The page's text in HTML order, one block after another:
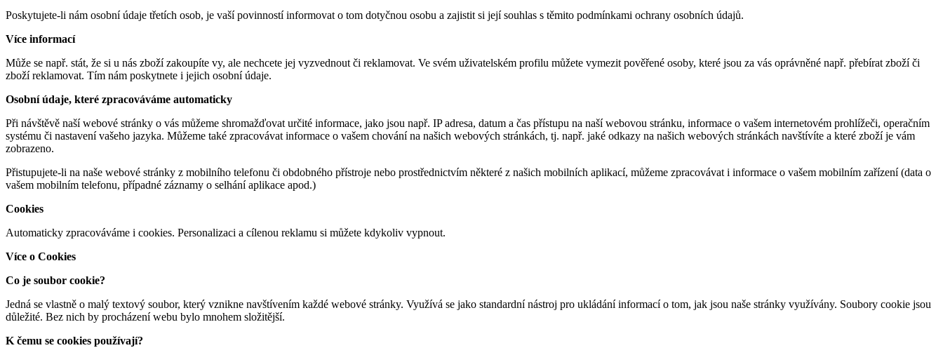
Poskytujete-li nám osobní údaje třetích osob, je vaší povinností informovat o tom dotyčnou osobu a zajistit si její souhlas s těmito podmínkami ochrany osobních údajů.
Více informací
Může se např. stát, že si u nás zboží zakoupíte vy, ale nechcete jej vyzvednout či reklamovat. Ve svém uživatelském profilu můžete vymezit pověřené osoby, které jsou za vás oprávněné např. přebírat zboží či
zboží reklamovat. Tím nám poskytnete i jejich osobní údaje.
Osobní údaje, které zpracováváme automaticky
Při návštěvě naší webové stránky o vás můžeme shromažďovat určité informace, jako jsou např. IP adresa, datum a čas přístupu na naší webovou stránku, informace o vašem internetovém prohlížeči, operačním
systému či nastavení vašeho jazyka. Můžeme také zpracovávat informace o vašem chování na našich webových stránkách, tj. např. jaké odkazy na našich webových stránkách navštívíte a které zboží je vám
zobrazeno.
Přistupujete-li na naše webové stránky z mobilního telefonu či obdobného přístroje nebo prostřednictvím některé z našich mobilních aplikací, můžeme zpracovávat i informace o vašem mobilním zařízení (data o
vašem mobilním telefonu, případné záznamy o selhání aplikace apod.)
Cookies
Automaticky zpracováváme i cookies. Personalizaci a cílenou reklamu si můžete kdykoliv vypnout.
Více o Cookies
Co je soubor cookie?
Jedná se vlastně o malý textový soubor, který vznikne navštívením každé webové stránky. Využívá se jako standardní nástroj pro ukládání informací o tom, jak jsou naše stránky využívány. Soubory cookie jsou
důležité. Bez nich by procházení webu bylo mnohem složitější.
K čemu se cookies používají?